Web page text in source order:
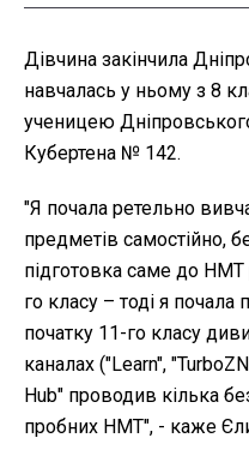
Дівчина закінчила
навчалась у ньому з 8
ученицею
Кубертена № 142.
"Я почала ретельно
предметів самостійно,
підготовка саме до НМТ
го класу – тоді я почала
початку 11-го класу
каналах ("Learn",
Hub" проводив кілька
пробних НМТ", - каже